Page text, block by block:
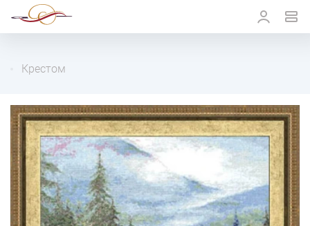
Крестом